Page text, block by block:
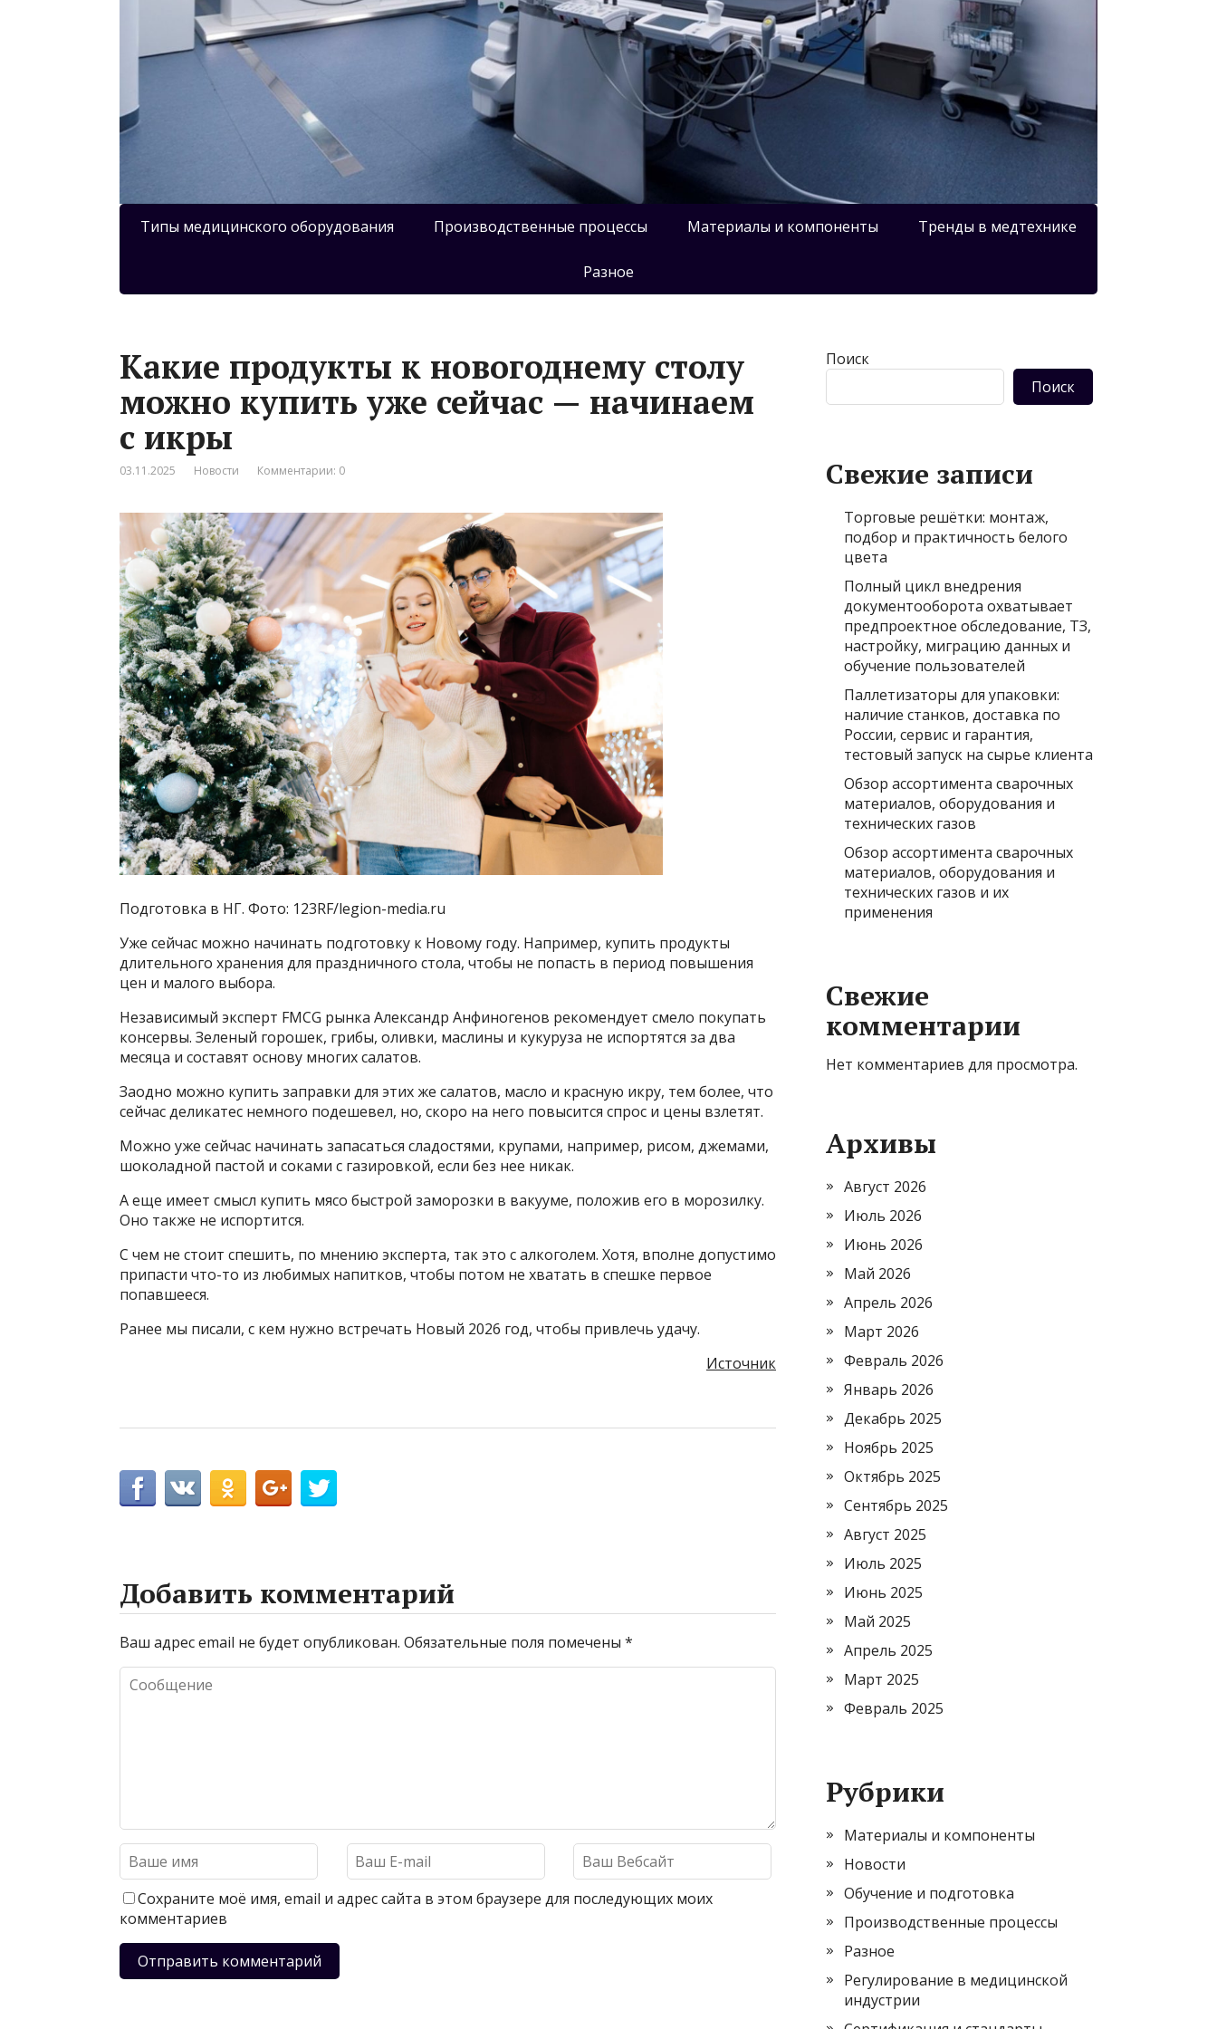
Типы медицинского оборудования Производственные процессы Материалы и компоненты Тренды в медтехнике
Разное
Какие продукты к новогоднему столу
можно купить уже сейчас — начинаем
с икры
03.11.2025 Новости Комментарии: 0
Подготовка в НГ. Фото: 123RF/legion-media.ru
Уже сейчас можно начинать подготовку к Новому году. Например, купить продукты
длительного хранения для праздничного стола, чтобы не попасть в период повышения
цен и малого выбора.
Независимый эксперт FMCG рынка Александр Анфиногенов рекомендует смело покупать
консервы. Зеленый горошек, грибы, оливки, маслины и кукуруза не испортятся за два
месяца и составят основу многих салатов.
Заодно можно купить заправки для этих же салатов, масло и красную икру, тем более, что
сейчас деликатес немного подешевел, но, скоро на него повысится спрос и цены взлетят.
Можно уже сейчас начинать запасаться сладостями, крупами, например, рисом, джемами,
шоколадной пастой и соками с газировкой, если без нее никак.
А еще имеет смысл купить мясо быстрой заморозки в вакууме, положив его в морозилку.
Оно также не испортится.
С чем не стоит спешить, по мнению эксперта, так это с алкоголем. Хотя, вполне допустимо
припасти что-то из любимых напитков, чтобы потом не хватать в спешке первое
попавшееся.
Ранее мы писали, с кем нужно встречать Новый 2026 год, чтобы привлечь удачу.
Источник
Добавить комментарий
Ваш адрес email не будет опубликован. Обязательные поля помечены *
Сохраните моё имя, email и адрес сайта в этом браузере для последующих моих
комментариев
Поиск
Поиск
Свежие записи
Торговые решётки: монтаж,
подбор и практичность белого
цвета
Полный цикл внедрения
документооборота охватывает
предпроектное обследование, ТЗ,
настройку, миграцию данных и
обучение пользователей
Паллетизаторы для упаковки:
наличие станков, доставка по
России, сервис и гарантия,
тестовый запуск на сырье клиента
Обзор ассортимента сварочных
материалов, оборудования и
технических газов
Обзор ассортимента сварочных
материалов, оборудования и
технических газов и их
применения
Свежие
комментарии
Нет комментариев для просмотра.
Архивы
Август 2026
Июль 2026
Июнь 2026
Май 2026
Апрель 2026
Март 2026
Февраль 2026
Январь 2026
Декабрь 2025
Ноябрь 2025
Октябрь 2025
Сентябрь 2025
Август 2025
Июль 2025
Июнь 2025
Май 2025
Апрель 2025
Март 2025
Февраль 2025
Рубрики
Материалы и компоненты
Новости
Обучение и подготовка
Производственные процессы
Разное
Регулирование в медицинской
индустрии